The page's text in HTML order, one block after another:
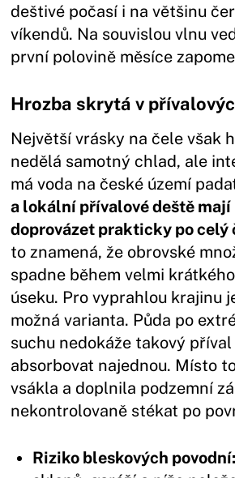
deštivé počasí i na většinu
víkendů. Na souvislou vlnu
první polovině měsíce
Hrozba skrytá v
Největší vrásky na čele však
nedělá samotný chlad, ale
má voda na české území
a lokální přívalové deště mají
doprovázet prakticky po celý
to znamená, že obrovské
spadne během velmi
úseku. Pro vyprahlou krajinu
možná varianta. Půda po
suchu nedokáže takový
absorbovat najednou. Místo
vsákla a doplnila podzemní
nekontrolovaně stékat po
Riziko bleskových povodní: